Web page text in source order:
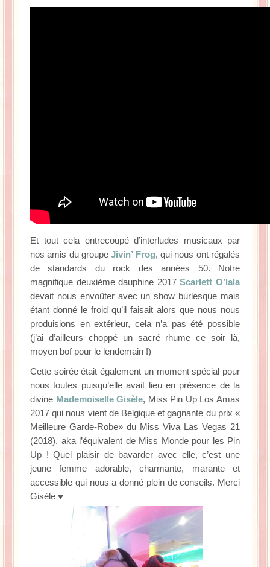
Et tout cela entrecoupé d’interludes musicaux par
nos amis du groupeJivin’ Frog, qui nous ont régalés
de standards du rock des années 50. Notre
magnifique deuxième dauphine 2017Scarlett O’lala
devait nous envoûter avec un show burlesque mais
étant donné le froid qu’il faisait alors que nous nous
produisions en extérieur, cela n’a pas été possible
(j’ai d’ailleurs choppé un sacré rhume ce soir là,
moyen bof pour le lendemain !)
Cette soirée était également un moment spécial pour
nous toutes puisqu’elle avait lieu en présence de la
divine Mademoiselle Gisèle, Miss Pin Up Los Amas
2017 qui nous vient de Belgique et gagnante du prix «
Meilleure Garde-Robe» du Miss Viva Las Vegas 21
(2018), aka l’équivalent de Miss Monde pour les Pin
Up ! Quel plaisir de bavarder avec elle, c’est une
jeune femme adorable, charmante, marante et
accessible qui nous a donné plein de conseils. Merci
Gisèle ♥